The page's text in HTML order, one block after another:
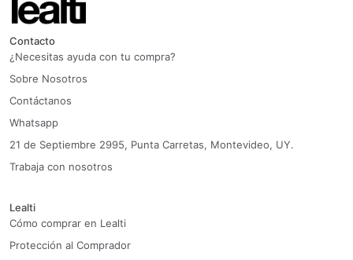
Contacto
¿Necesitas ayuda con tu compra?
Sobre Nosotros
Contáctanos
Whatsapp
21 de Septiembre 2995, Punta Carretas, Montevideo, UY.
Trabaja con nosotros
Lealti
Cómo comprar en Lealti
Protección al Comprador